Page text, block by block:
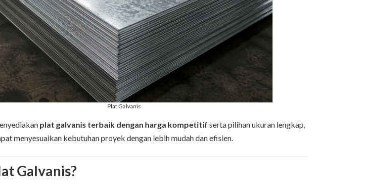
Plat Galvanis
plat galvanis terbaik dengan harga kompetitif serta pilihan ukuran lengkap,
menyesuaikan kebutuhan proyek dengan lebih mudah dan efisien.
Galvanis?